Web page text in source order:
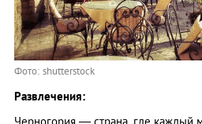
Фото: shutterstock
Развлечения:
Черногория — страна, где каждый